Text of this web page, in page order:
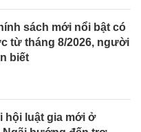
sách mới nổi bật có
từ tháng 8/2026, người
biết
hội luật gia mới ở